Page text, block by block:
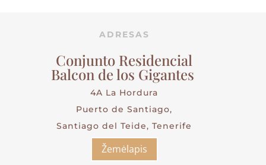
ADRESAS
Conjunto Residencial
Balcon de los Gigantes
4A La Hordura
Puerto de Santiago,
Santiago del Teide, Tenerife
Žemėlapis